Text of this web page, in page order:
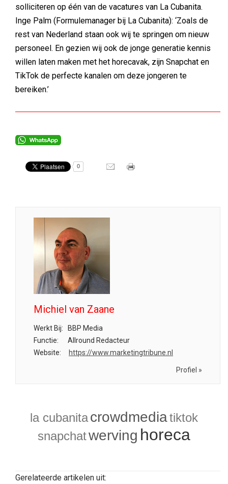
solliciteren op één van de vacatures van La Cubanita.
Inge Palm (Formulemanager bij La Cubanita): ‘Zoals de
rest van Nederland staan ook wij te springen om nieuw
personeel. En gezien wij ook de jonge generatie kennis
willen laten maken met het horecavak, zijn Snapchat en
TikTok de perfecte kanalen om deze jongeren te
bereiken.’
0
Michiel van Zaane
Werkt Bij:
BBP Media
Functie:
Allround Redacteur
Website:
https://www.marketingtribune.nl
Profiel »
la cubanitacrowdmediatiktok
snapchatwerving horeca
Gerelateerde artikelen uit: